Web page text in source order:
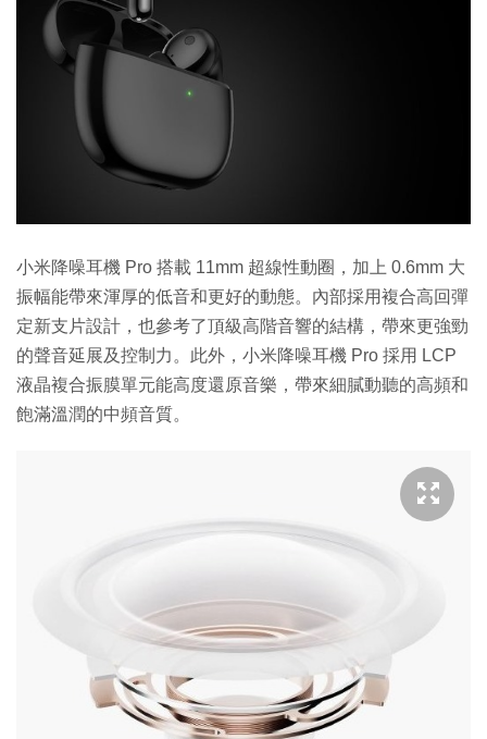
小米降噪耳機 Pro 搭載 11mm 超線性動圈，加上 0.6mm 大
振幅能帶來渾厚的低音和更好的動態。內部採用複合高回彈
定新支片設計，也參考了頂級高階音響的結構，帶來更強勁
的聲音延展及控制力。此外，小米降噪耳機 Pro 採用 LCP
液晶複合振膜單元能高度還原音樂，帶來細膩動聽的高頻和
飽滿溫潤的中頻音質。